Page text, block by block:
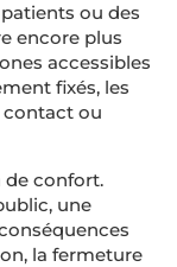
ou des
encore plus
accessibles
fixés, les
contact ou
de confort.
une
la fermeture